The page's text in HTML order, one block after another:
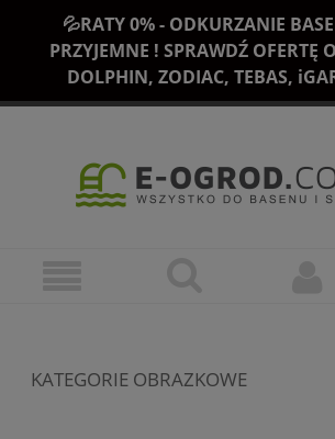
💦RATY 0% - ODKURZANIE
PRZYJEMNE ! SPRAWDŹ OFERTĘ
DOLPHIN, ZODIAC, TEBAS,
KATEGORIE OBRAZKOWE